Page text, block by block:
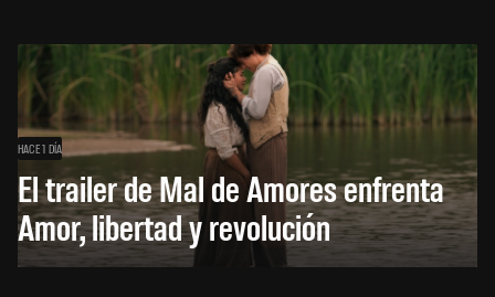
HACE 1 DÍA
El trailer de Mal de Amores enfrenta
Amor, libertad y revolución